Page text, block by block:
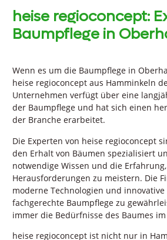
heise regioconcept:
Baumpflege in
Wenn es um die Baumpflege in
heise regioconcept aus Hamminkeln
Unternehmen verfügt über eine
der Baumpflege und hat sich einen
der Branche erarbeitet.
Die Experten von heise regioconcept
den Erhalt von Bäumen spezialisiert
notwendige Wissen und die
Herausforderungen zu meistern. Die
moderne Technologien und
fachgerechte Baumpflege zu
immer die Bedürfnisse des Baumes
heise regioconcept ist nicht nur in